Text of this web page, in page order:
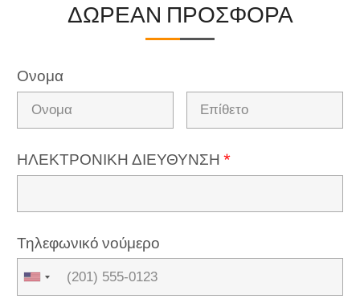
ΔΩΡΕΑΝ ΠΡΟΣΦΟΡΑ
Ονομα
ΗΛΕΚΤΡΟΝΙΚΗ ΔΙΕΥΘΥΝΣΗ*
Τηλεφωνικό νούμερο